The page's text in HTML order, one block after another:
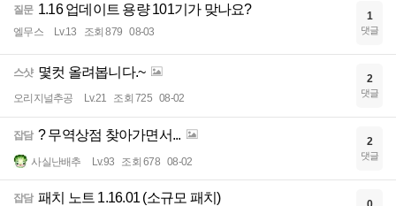
질문 1.16 업데이트 용량 101기가 맞나요?
엘무스 Lv.13 조회 879 08-03
1
댓글
스샷 몇컷 올려봅니다.~
오리지널추공 Lv.21 조회 725 08-02
2
댓글
잡담 ? 무역상점 찾아가면서...
사실난배추 Lv.93 조회 678 08-02
2
댓글
잡담 패치 노트 1.16.01 (소규모 패치)